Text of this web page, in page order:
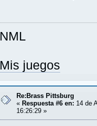
NML
Mis juegos
Re:Brass Pittsburg
« Respuesta #6 en: 14 de
16:26:29 »